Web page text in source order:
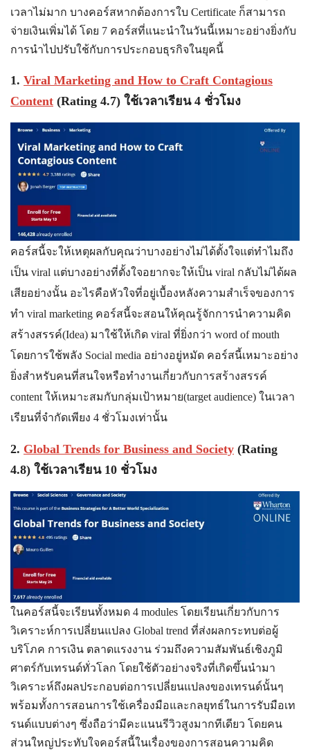
เวลาไม่มาก บางคอร์สหากต้องการใบ Certificate ก็สามารถ
จ่ายเงินเพิ่มได้ โดย 7 คอร์สที่แนะนำในวันนี้เหมาะอย่างยิ่งกับ
การนำไปปรับใช้กับการประกอบธุรกิจในยุคนี้
1. Viral Marketing and How to Craft Contagious
Content (Rating 4.7) ใช้เวลาเรียน 4 ชั่วโมง
คอร์สนี้จะให้เหตุผลกับคุณว่าบางอย่างไม่ได้ตั้งใจแต่ทำไมถึง
เป็น viral แต่บางอย่างที่ตั้งใจอยากจะให้เป็น viral กลับไม่ได้ผล
เสียอย่างนั้น อะไรคือหัวใจที่อยู่เบื้องหลังความสำเร็จของการ
ทำ viral marketing คอร์สนี้จะสอนให้คุณรู้จักการนำความคิด
สร้างสรรค์(Idea) มาใช้ให้เกิด viral ที่ยิ่งกว่า word of mouth
โดยการใช้พลัง Social media อย่างอยู่หมัด คอร์สนี้เหมาะอย่าง
ยิ่งสำหรับคนที่สนใจหรือทำงานเกี่ยวกับการสร้างสรรค์
content ให้เหมาะสมกับกลุ่มเป้าหมาย(target audience) ในเวลา
เรียนที่จำกัดเพียง 4 ชั่วโมงเท่านั้น
2. Global Trends for Business and Society (Rating
4.8) ใช้เวลาเรียน 10 ชั่วโมง
ในคอร์สนี้จะเรียนทั้งหมด 4 modules โดยเรียนเกี่ยวกับการ
วิเคราะห์การเปลี่ยนแปลง Global trend ที่ส่งผลกระทบต่อผู้
บริโภค การเงิน ตลาดแรงงาน ร่วมถึงความสัมพันธ์เชิงภูมิ
ศาตร์กับเทรนด์ทั่วโลก โดยใช้ตัวอย่างจริงที่เกิดขึ้นนำมา
วิเคราะห์ถึงผลประกอบต่อการเปลี่ยนแปลงของเทรนด์นั้นๆ
พร้อมทั้งการสอนการใช้เครื่องมือและกลยุทธ์ในการรับมือเท
รนด์แบบต่างๆ ซึ่งถือว่ามีคะแนนรีวิวสูงมากทีเดียว โดยคน
ส่วนใหญ่ประทับใจคอร์สนี้ในเรื่องของการสอนความคิด